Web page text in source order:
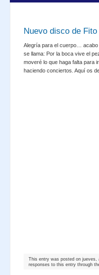
Nuevo disco de
Alegría para el cuerpo…
se llama: Por la boca vive el
moveré lo que haga falta para
haciendo conciertos. Aquí os
This entry was posted on jueves,
responses to this entry through